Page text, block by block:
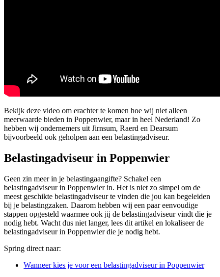
Bekijk deze video om erachter te komen hoe wij niet alleen
meerwaarde bieden in Poppenwier, maar in heel Nederland! Zo
hebben wij ondernemers uit Jirnsum, Raerd en Dearsum
bijvoorbeeld ook geholpen aan een belastingadviseur.
Belastingadviseur in Poppenwier
Geen zin meer in je belastingaangifte? Schakel een
belastingadviseur in Poppenwier in. Het is niet zo simpel om de
meest geschikte belastingadviseur te vinden die jou kan begeleiden
bij je belastingzaken. Daarom hebben wij een paar eenvoudige
stappen opgesteld waarmee ook jij de belastingadviseur vindt die je
nodig hebt. Wacht dus niet langer, lees dit artikel en lokaliseer de
belastingadviseur in Poppenwier die je nodig hebt.
Spring direct naar:
Wanneer kies je voor een belastingadviseur in Poppenwier